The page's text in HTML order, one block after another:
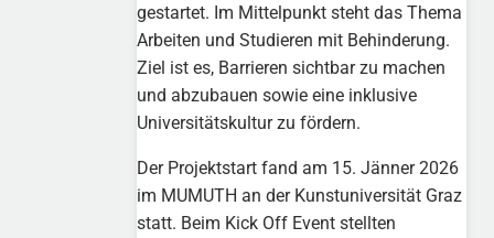
gestartet. Im Mittelpunkt steht das Thema
Arbeiten und Studieren mit Behinderung.
Ziel ist es, Barrieren sichtbar zu machen
und abzubauen sowie eine inklusive
Universitätskultur zu fördern.
Der Projektstart fand am 15. Jänner 2026
im MUMUTH an der Kunstuniversität Graz
statt. Beim Kick Off Event stellten